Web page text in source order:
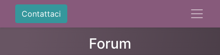
Contattaci
Forum